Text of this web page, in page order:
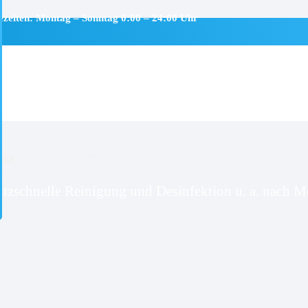
Montag – Sonntag 0:00 – 24:00 Uhr
Reinigung und Desinfektion u. a. nach